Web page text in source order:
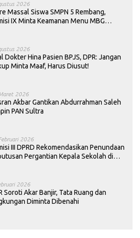
2026
Massal Siswa SMPN 5 Rembang,
IX Minta Keamanan Menu MBG
2026
Dokter Hina Pasien BPJS, DPR: Jangan
Minta Maaf, Harus Diusut!
2026
Akbar Gantikan Abdurrahman Saleh
PAN Sultra
2026
III DPRD Rekomendasikan Penundaan
Pergantian Kepala Sekolah di
2026
Soroti Akar Banjir, Tata Ruang dan
Diminta Dibenahi